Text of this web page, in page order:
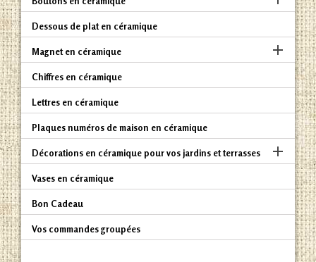
Dessous de plat en céramique
Magnet en céramique 
Chiffres en céramique
Lettres en céramique
Plaques numéros de maison en céramique
Décorations en céramique pour vos jardins et terrasses 
Vases en céramique
Bon Cadeau
Vos commandes groupées